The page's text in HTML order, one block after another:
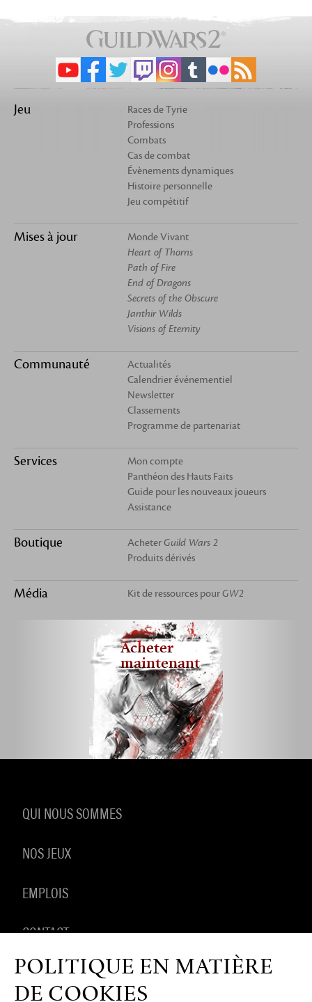
Jeu
Races de Tyrie
Professions
Combats
Cas de combat
Évènements dynamiques
Histoire personnelle
Jeu compétitif
Mises à jour
Monde Vivant
Heart of Thorns
Path of Fire
End of Dragons
Secrets of the Obscure
Janthir Wilds
Visions of Eternity
Communauté
Actualités
Calendrier événementiel
Newsletter
Classements
Programme de partenariat
Services
Mon compte
Panthéon des Hauts Faits
Guide pour les nouveaux joueurs
Assistance
Boutique AcheterGuild Wars 2
Produits dérivés
Média Kit de ressources pourGW2
Acheter
maintenant
QUI NOUS SOMMES
NOS JEUX
EMPLOIS
CONTACT
PRODUITS DÉRIVÉS
POLITIQUE EN MATIÈRE
DE COOKIES